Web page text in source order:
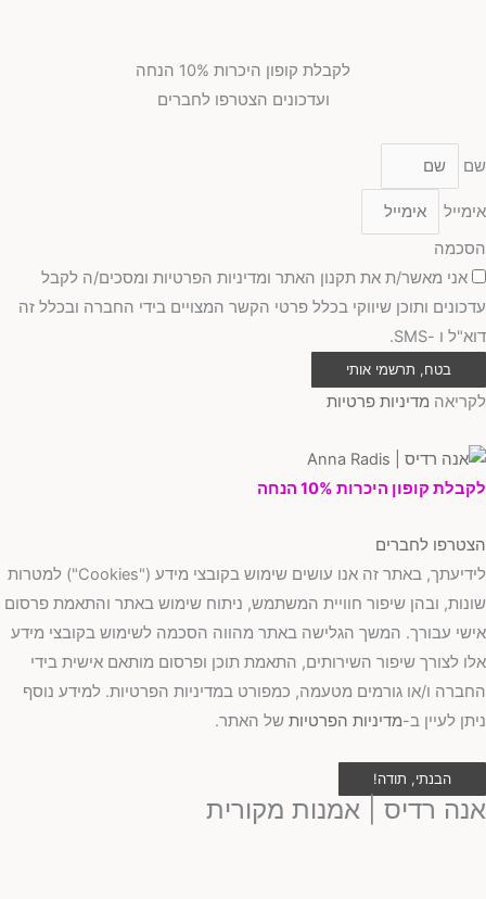
לקבלת קופון היכרות 10% הנחה
ועדכונים הצטרפו לחברים
שם
אימייל
הסכמה
אני מאשר/ת את תקנון האתר ומדיניות הפרטיות ומסכים/ה לקבל
עדכונים ותוכן שיווקי בכלל פרטי הקשר המצויים בידי החברה ובכלל זה
דוא"ל ו -SMS.
בטח, תרשמי אותי
לקריאה מדיניות פרטיות
לקבלת קופון היכרות 10% הנחה
הצטרפו לחברים
לידיעתך, באתר זה אנו עושים שימוש בקובצי מידע ("Cookies") למטרות
שונות, ובהן שיפור חוויית המשתמש, ניתוח שימוש באתר והתאמת פרסום
אישי עבורך. המשך הגלישה באתר מהווה הסכמה לשימוש בקובצי מידע
אלו לצורך שיפור השירותים, התאמת תוכן ופרסום מותאם אישית בידי
החברה ו/או גורמים מטעמה, כמפורט במדיניות הפרטיות. למידע נוסף
ניתן לעיין ב-מדיניות הפרטיות של האתר.
הבנתי, תודה!
אנה רדיס | אמנות מקורית